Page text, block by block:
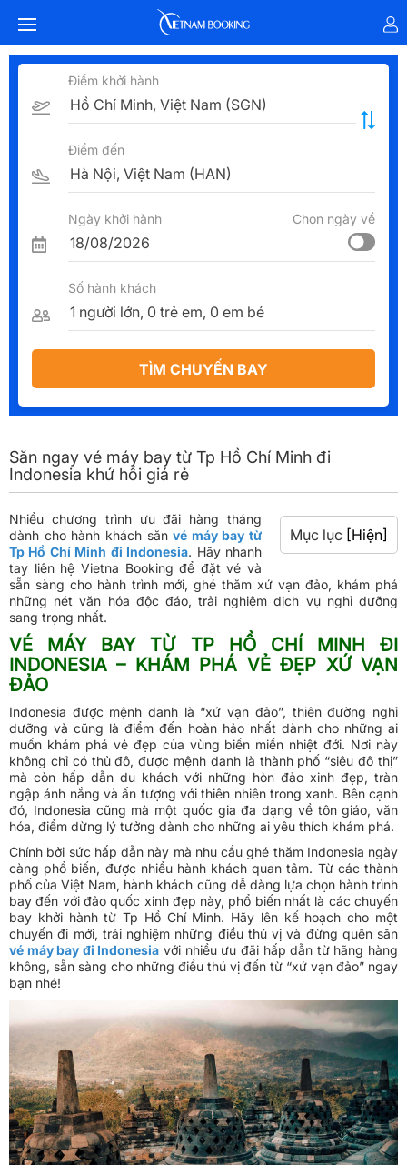
Điểm khởi hành
Điểm đến
Ngày khởi hành Chọn ngày về
Số hành khách
TÌM CHUYẾN BAY
Săn ngay vé máy bay từ Tp Hồ Chí Minh đi
Indonesia khứ hồi giá rẻ
Mục lục [Hiện]
Nhiều chương trình ưu đãi hàng tháng
dành cho hành khách sănvé máy bay từ
Tp Hồ Chí Minh đi Indonesia. Hãy nhanh
tay liên hệ Vietna Booking để đặt vé và
sẵn sàng cho hành trình mới, ghé thăm xứ vạn đảo, khám phá
những nét văn hóa độc đáo, trải nghiệm dịch vụ nghỉ dưỡng
sang trọng nhất.
VÉ MÁY BAY TỪ TP HỒ CHÍ MINH ĐI
INDONESIA – KHÁM PHÁ VẺ ĐẸP XỨ VẠN
ĐẢO
Indonesia được mệnh danh là “xứ vạn đảo”, thiên đường nghỉ
dưỡng và cũng là điểm đến hoàn hảo nhất dành cho những ai
muốn khám phá vẻ đẹp của vùng biển miền nhiệt đới. Nơi này
không chỉ có thủ đô, được mệnh danh là thành phố “siêu đô thị”
mà còn hấp dẫn du khách với những hòn đảo xinh đẹp, tràn
ngập ánh nắng và ấn tượng với thiên nhiên trong xanh. Bên cạnh
đó, Indonesia cũng mà một quốc gia đa dạng về tôn giáo, văn
hóa, điểm dừng lý tưởng dành cho những ai yêu thích khám phá.
Chính bởi sức hấp dẫn này mà nhu cầu ghé thăm Indonesia ngày
càng phổ biến, được nhiều hành khách quan tâm. Từ các thành
phố của Việt Nam, hành khách cũng dễ dàng lựa chọn hành trình
bay đến với đảo quốc xinh đẹp này, phổ biến nhất là các chuyến
bay khởi hành từ Tp Hồ Chí Minh. Hãy lên kế hoạch cho một
chuyến đi mới, trải nghiệm những điều thú vị và đừng quên săn
vé máy bay đi Indonesia với nhiều ưu đãi hấp dẫn từ hãng hàng
không, sẵn sàng cho những điều thú vị đến từ “xứ vạn đảo” ngay
bạn nhé!